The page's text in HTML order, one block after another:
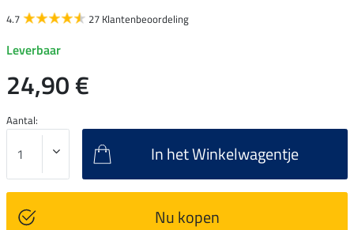
4.7 27 Klantenbeoordeling
Leverbaar
24,90 €
Aantal:
In het Winkelwagentje
Nu kopen